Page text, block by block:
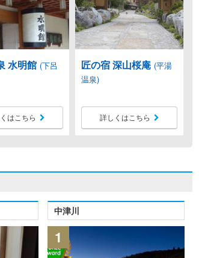
水明館 (下呂
はこちら
匠の宿 深山桜庵 (平湯
温泉)
詳しくはこちら
中津川
1